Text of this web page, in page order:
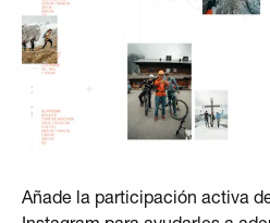
Añade la participación activa